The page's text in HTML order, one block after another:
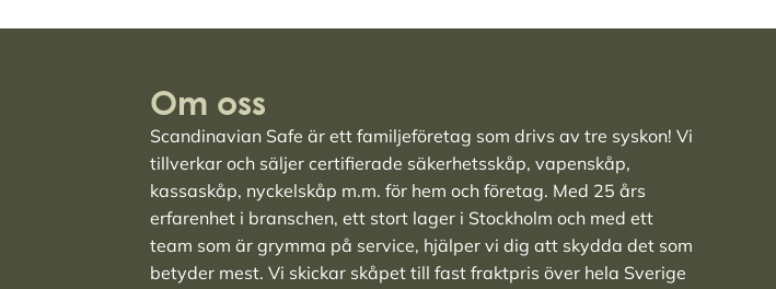
Om oss
Scandinavian Safe är ett familjeföretag som drivs av tre syskon! Vi
tillverkar och säljer certifierade säkerhetsskåp, vapenskåp,
kassaskåp, nyckelskåp m.m. för hem och företag. Med 25 års
erfarenhet i branschen, ett stort lager i Stockholm och med ett
team som är grymma på service, hjälper vi dig att skydda det som
betyder mest. Vi skickar skåpet till fast fraktpris över hela Sverige